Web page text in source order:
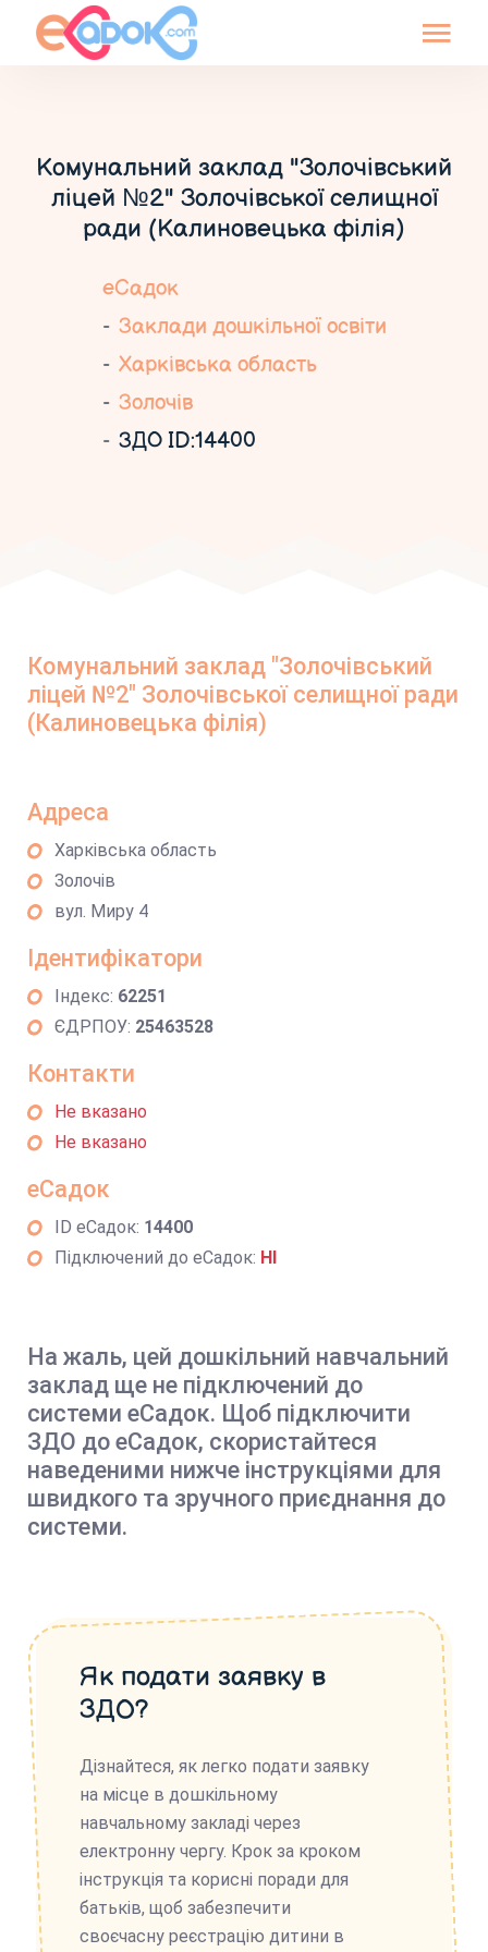
Комунальний заклад "Золочівський
ліцей №2" Золочівської селищної
ради (Калиновецька філія)
еСадок
Заклади дошкільної освіти
Харківська область
Золочів
ЗДО ID:14400
Комунальний заклад "Золочівський
ліцей №2" Золочівської селищної ради
(Калиновецька філія)
Адреса
Харківська область
Золочів
вул. Миру 4
Ідентифікатори
Індекс: 62251
ЄДРПОУ: 25463528
Контакти
Не вказано
Не вказано
еСадок
ID еСадок: 14400
Підключений до еСадок: НІ
На жаль, цей дошкільний навчальний
заклад ще не підключений до
системи еСадок. Щоб підключити
ЗДО до еСадок, скористайтеся
наведеними нижче інструкціями для
швидкого та зручного приєднання до
системи.
Як подати заявку в
ЗДО?
Дізнайтеся, як легко подати заявку
на місце в дошкільному
навчальному закладі через
електронну чергу. Крок за кроком
інструкція та корисні поради для
батьків, щоб забезпечити
своєчасну реєстрацію дитини в